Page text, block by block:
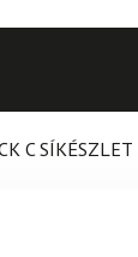
C SÍKÉSZLET